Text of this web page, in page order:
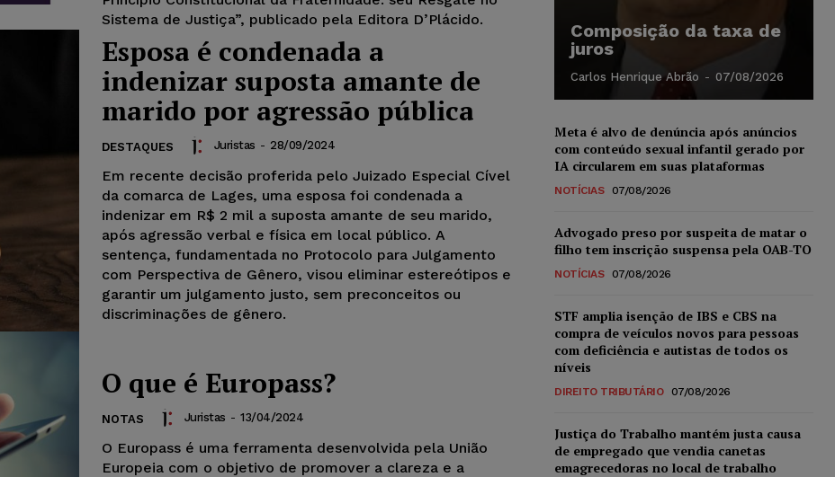
Sistema de Justiça”, publicado pela Editora D’Plácido.
Esposa é condenada a
indenizar suposta amante de
marido por agressão pública
DESTAQUES Juristas - 28/09/2024
Em recente decisão proferida pelo Juizado Especial Cível
da comarca de Lages, uma esposa foi condenada a
indenizar em R$ 2 mil a suposta amante de seu marido,
após agressão verbal e física em local público. A
sentença, fundamentada no Protocolo para Julgamento
com Perspectiva de Gênero, visou eliminar estereótipos e
garantir um julgamento justo, sem preconceitos ou
discriminações de gênero.
O que é Europass?
NOTAS Juristas - 13/04/2024
O Europass é uma ferramenta desenvolvida pela União
Europeia com o objetivo de promover a clareza e a
Composição da taxa de
juros
Carlos Henrique Abrão - 07/08/2026
Meta é alvo de denúncia após anúncios
com conteúdo sexual infantil gerado por
IA circularem em suas plataformas
NOTÍCIAS 07/08/2026
Advogado preso por suspeita de matar o
filho tem inscrição suspensa pela OAB-TO
NOTÍCIAS 07/08/2026
STF amplia isenção de IBS e CBS na
compra de veículos novos para pessoas
com deficiência e autistas de todos os
níveis
DIREITO TRIBUTÁRIO 07/08/2026
Justiça do Trabalho mantém justa causa
de empregado que vendia canetas
emagrecedoras no local de trabalho